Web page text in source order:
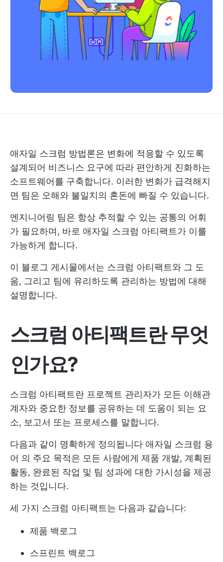
애자일 스크럼 방법론은 변화에 적응할 수 있도록
설계되어 비즈니스 요구에 따라 편안하게 진화하는
소프트웨어를 구축합니다. 이러한 변화가 급격해지
면 팀은 오해와 불일치의 혼돈에 빠질 수 있습니다.
엔지니어링 팀은 항상 추적할 수 있는 공통의 어휘
가 필요하며, 바로 애자일 스크럼 아티팩트가 이를
가능하게 합니다.
이 블로그 게시물에서는 스크럼 아티팩트와 그 도
움, 그리고 팀에 유리하도록 관리하는 방법에 대해
설명합니다.
스크럼 아티팩트란 무엇
인가요?
스크럼 아티팩트란 프로젝트 관리자가 모든 이해관
계자와 중요한 정보를 공유하는 데 도움이 되는 요
소, 보고서 또는 프로세스를 말합니다.
다음과 같이 명확하게 정의됩니다 애자일 스크럼 용
어 의 주요 목적은 모든 사람에게 제품 개발, 계획된
활동, 완료된 작업 및 팀 성과에 대한 가시성을 제공
하는 것입니다.
세 가지 스크럼 아티팩트는 다음과 같습니다:
제품 백로그
스프린트 백로그